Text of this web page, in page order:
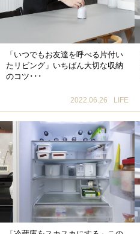
「いつでもお友達を呼べる片付い
たリビング」いちばん大切な収納
のコツ･･･
2022.06.26 LIFE